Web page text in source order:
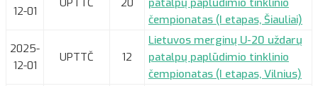
12-01
čempionatas (I etapas, Šiauliai)
2025-
12-01
UPTTČ 12
Lietuvos merginų U-20 uždarų
patalpų paplūdimio tinklinio
čempionatas (I etapas, Vilnius)